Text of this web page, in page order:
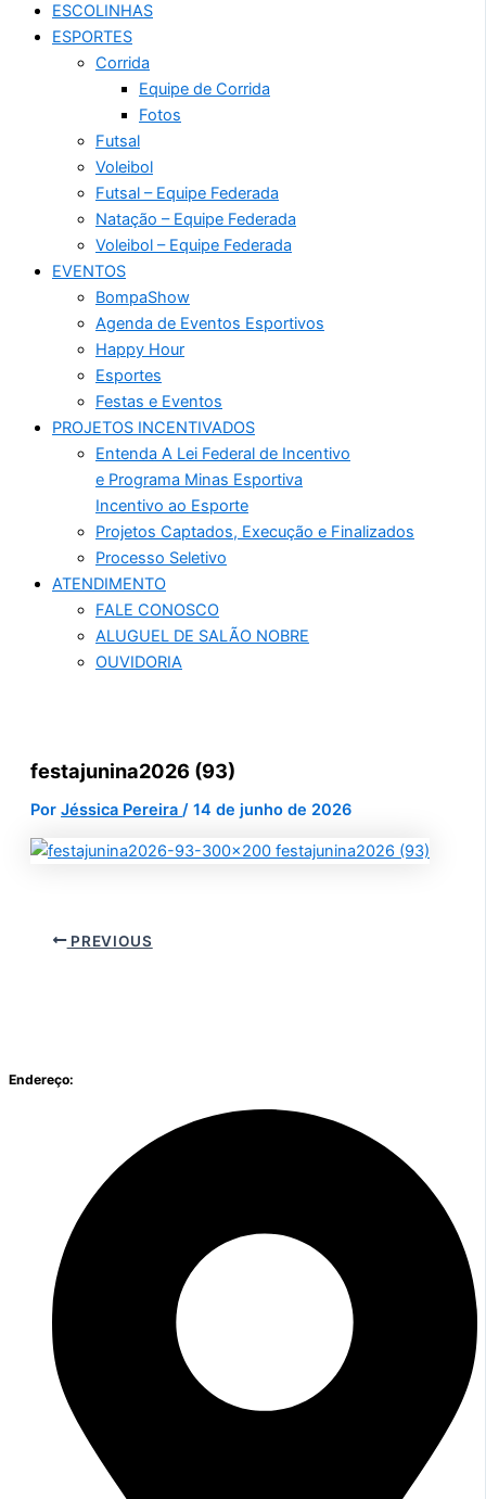
ESCOLINHAS
ESPORTES
Corrida
Equipe de Corrida
Fotos
Futsal
Voleibol
Futsal – Equipe Federada
Natação – Equipe Federada
Voleibol – Equipe Federada
EVENTOS
BompaShow
Agenda de Eventos Esportivos
Happy Hour
Esportes
Festas e Eventos
PROJETOS INCENTIVADOS
Entenda A Lei Federal de Incentivo
e Programa Minas Esportiva
Incentivo ao Esporte
Projetos Captados, Execução e Finalizados
Processo Seletivo
ATENDIMENTO
FALE CONOSCO
ALUGUEL DE SALÃO NOBRE
OUVIDORIA
festajunina2026 (93)
Por Jéssica Pereira / 14 de junho de 2026
PREVIOUS
Endereço: